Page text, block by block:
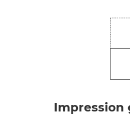
Impression